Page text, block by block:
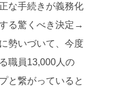
な手続きが義務化
る驚くべき決定→
勢いづいて、今度
職員13,000人の
と繋がっていると